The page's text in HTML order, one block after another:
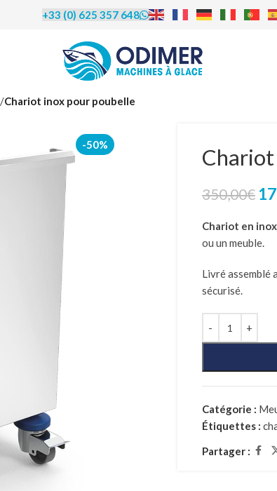
Crédit | Leasing |
LOA
Nous vous proposons de vous accompagner
pour le financement, le crédit bail (leasing) et
la location avec option d’achat (LOA).
Pour bénéficier de cet accompagnement et en
connaître les modalités, contactez-nouspar
ou par téléphone au 06 25 35 76 48.
+33 (0) 625 357 648
/Chariot inox pour poubelle
-50%
350,00€
Chariot en
ou un meuble.
Livré assemblé
sécurisé.
Catégorie :
Étiquettes :
Partager :